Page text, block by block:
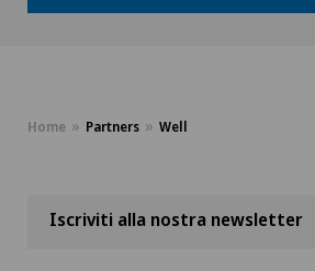
Home Partners Well
Iscriviti alla nostra newsletter